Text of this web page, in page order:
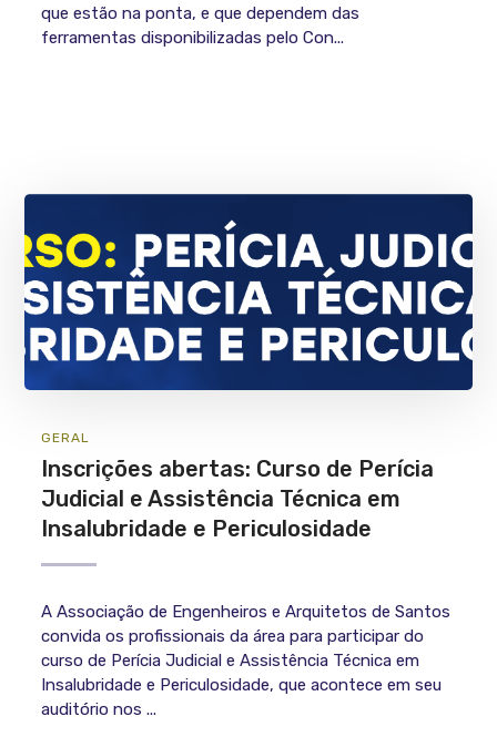
que estão na ponta, e que dependem das
ferramentas disponibilizadas pelo Con...
GERAL
Inscrições abertas: Curso de Perícia
Judicial e Assistência Técnica em
Insalubridade e Periculosidade
A Associação de Engenheiros e Arquitetos de Santos
convida os profissionais da área para participar do
curso de Perícia Judicial e Assistência Técnica em
Insalubridade e Periculosidade, que acontece em seu
auditório nos ...